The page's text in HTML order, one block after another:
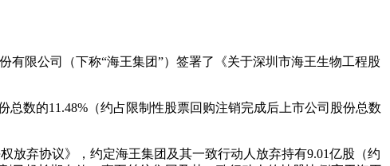
限公司（下称“海王集团”）签署了《关于深圳市海王生物工程股
数的11.48%（约占限制性股票回购注销完成后上市公司股份总数
弃协议》，约定海王集团及其一致行动人放弃持有9.01亿股（约